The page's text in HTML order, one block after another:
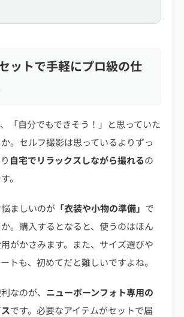
ットで手軽にプロ級の仕
「自分でもできそう！」と思っていた
。セルフ撮影は思っているよりずっ
自宅でリラックスしながら撮れるの
。
ましいのが 「衣装や小物の準備」 で
。購入するとなると、使うのはほん
がかさみます。また、サイズ選びや
トも、初めてだと難しいですよね。
なのが、 ニューボーンフォト専用の
です。必要なアイテムがセットで届